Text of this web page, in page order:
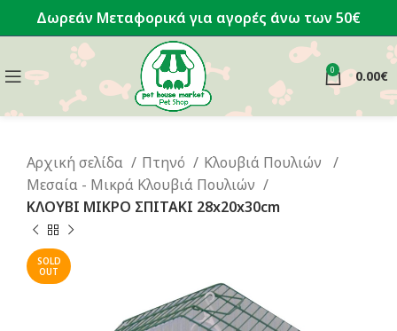
Δωρεάν Μεταφορικά για αγορές άνω των 50€
0 0.00€
Αρχική σελίδα Πτηνό
Κλουβιά Πουλιών
Μεσαία - Μικρά Κλουβιά Πουλιών
ΚΛΟΥΒΙ ΜΙΚΡΟ ΣΠΙΤΑΚΙ 28x20x30cm
SOLD
OUT